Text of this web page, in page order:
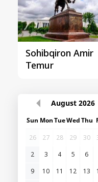
Sohibqiron Amir
Temur
August 2026
Sun MonTueWedThu
26
27 28 29 30
2
3 4 5 6
9
10 11 12 13